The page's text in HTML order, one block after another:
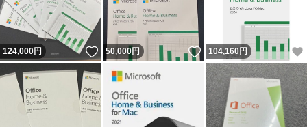
124,000円 いいね！
50,000円 いいね！
104,160 円